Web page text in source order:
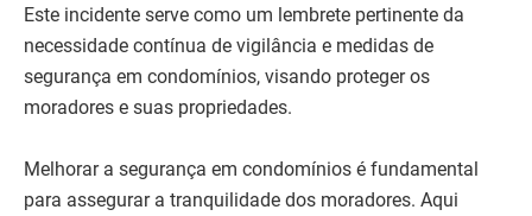
Este incidente serve como um lembrete pertinente da
necessidade contínua de vigilância e medidas de
segurança em condomínios, visando proteger os
moradores e suas propriedades.
Melhorar a segurança em condomínios é fundamental
para assegurar a tranquilidade dos moradores. Aqui